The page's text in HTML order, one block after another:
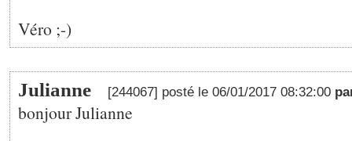
Véro ;-)
Julianne [244067] posté le 06/01/2017 08:32:00
bonjour Julianne